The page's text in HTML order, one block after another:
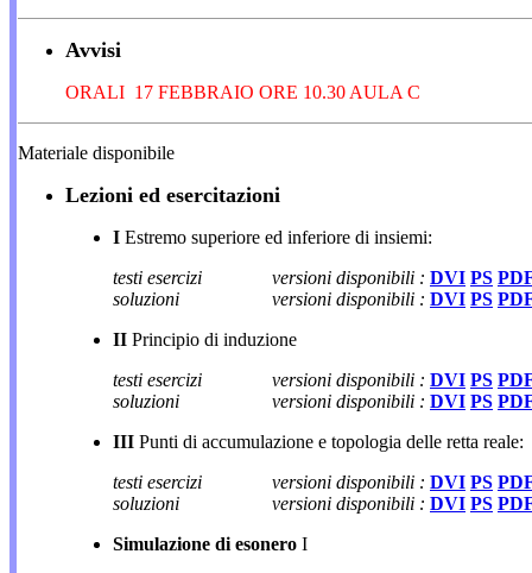
Avvisi
ORALI 17 FEBBRAIO ORE 10.30 AULA C
Materiale disponibile
Lezioni ed esercitazioni
I Estremo superiore ed inferiore di insiemi:
testi esercizi
versioni disponibili : DVI PS
soluzioni
versioni disponibili : DVI PS
II Principio di induzione
testi esercizi
versioni disponibili : DVI PS
soluzioni
versioni disponibili : DVI PS
III Punti di accumulazione e topologia delle retta reale:
testi esercizi
versioni disponibili : DVI PS
soluzioni
versioni disponibili : DVI PS
Simulazione di esonero I